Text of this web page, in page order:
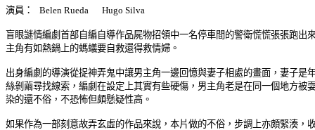
演員： Belen Rueda Hugo Silva
盲眼謎情編劇首部自編自導作品屍物招領中一名停車間的警衛慌慌張張跑
主角有如熱鍋上的螞蟻要自救還得救情婦。
出身編劇的導演從捉神弄鬼中讓男主角一邊回憶與妻子相處的畫面，妻子
絲剝繭尋找線索，編劇在設定上其實有些硬傷，男主角老是在同一個地方
染的還不俗，不恐怖但頗懸疑性高。
如果作為一部刻意故弄玄虛的作品來說，本片做的不俗，步調上亦頗緊湊